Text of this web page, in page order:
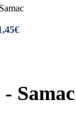
Samac